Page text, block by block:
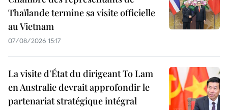
Thaïlande termine sa visite officielle
au Vietnam
07/08/2026 15:17
La visite d'État du dirigeant To Lam
en Australie devrait approfondir le
partenariat stratégique intégral